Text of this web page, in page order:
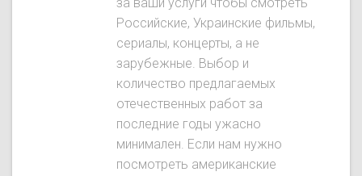
за ваши услуги чтобы смотреть
Российские, Украинские фильмы,
сериалы, концерты, а не
зарубежные. Выбор и
количество предлагаемых
отечественных работ за
последние годы ужасно
минимален. Если нам нужно
посмотреть американские